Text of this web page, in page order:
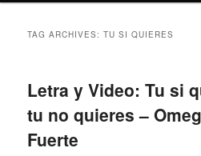
TAG ARCHIVES:TU SI QUIERES
Letra y Video: Tu si
tu no quieres –
Fuerte